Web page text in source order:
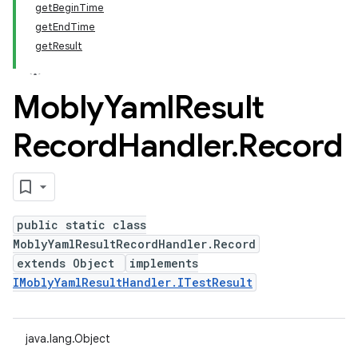
getBeginTime
getEndTime
getResult
MoblyYamlResult
RecordHandler.Record
public static class
MoblyYamlResultRecordHandler.Record
extends Object
implements
IMoblyYamlResultHandler.ITestResult
java.lang.Object